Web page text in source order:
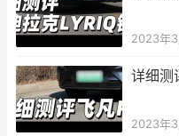
2023年
详细测
2023年